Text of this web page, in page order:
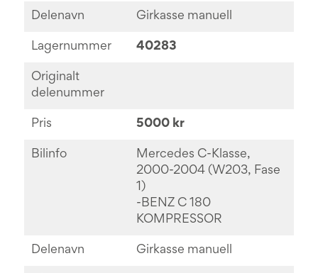
Delenavn Girkasse manuell
Lagernummer 40283
Originalt
delenummer
Pris 5000 kr
Bilinfo
Mercedes C-Klasse,
2000-2004 (W203, Fase
1)
-BENZ C 180
KOMPRESSOR
Delenavn Girkasse manuell